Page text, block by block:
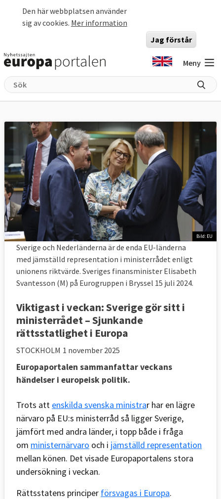
Den här webbplatsen använder
sig av cookies. Mer information
Jag förstår
Meny
Bild: EU
Sverige och Nederländerna är de enda EU-länderna
med jämställd representation i ministerrådet enligt
unionens riktvärde. Sveriges finansminister Elisabeth
Svantesson (M) på Eurogruppen i Bryssel 15 juli 2024.
Viktigast i veckan: Sverige gör sitt i
ministerrådet – Sjunkande
rättsstatlighet i Europa
STOCKHOLM 1 november 2025
Europaportalen sammanfattar veckans
händelser i europeisk politik.
Trots att enskilda svenska ministrar har en lägre
närvaro på EU:s ministerråd så ligger Sverige,
jämfört med andra länder, i topp både i fråga
om ministernärvaro och i jämställd representation
mellan könen. Det visade Europaportalens stora
undersökning i veckan.
Rättsstatens principer försvagas i Europa.